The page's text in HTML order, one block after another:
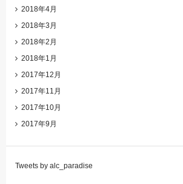
2018年4月
2018年3月
2018年2月
2018年1月
2017年12月
2017年11月
2017年10月
2017年9月
Tweets by alc_paradise